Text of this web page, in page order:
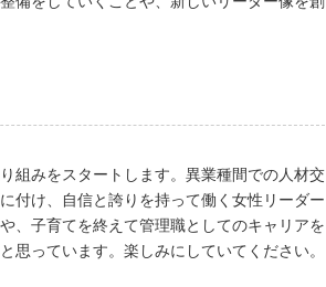
組みをスタートします。異業種間での人材交
付け、自信と誇りを持って働く女性リーダー
、子育てを終えて管理職としてのキャリアを
思っています。楽しみにしていてください。